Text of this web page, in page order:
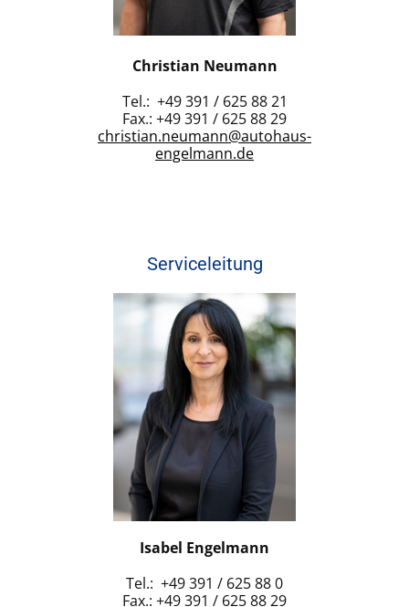
Christian Neumann
Tel.: +49 391 / 625 88 21
Fax.: +49 391 / 625 88 29
christian.neumann@autohaus-
engelmann.de
Serviceleitung
Isabel Engelmann
Tel.: +49 391 / 625 88 0
Fax.: +49 391 / 625 88 29